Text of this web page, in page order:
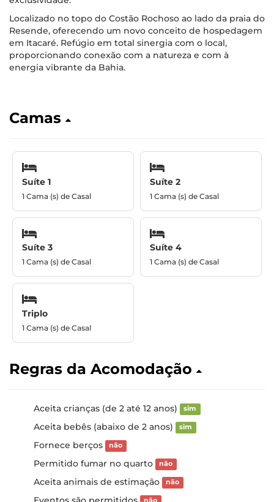
Localizado no topo do Costão Rochoso ao lado da praia do
Resende, oferecendo um novo conceito de hospedagem
em Itacaré. Refúgio em total sinergia com o local,
proporcionando conexão com a natureza e com à
energia vibrante da Bahia.
Camas
Suíte 1
1 Cama (s) de Casal
Suíte 2
1 Cama (s) de Casal
Suíte 3
1 Cama (s) de Casal
Suíte 4
1 Cama (s) de Casal
Triplo
1 Cama (s) de Casal
Regras da Acomodação
Aceita crianças (de 2 até 12 anos) sim
Aceita bebês (abaixo de 2 anos) sim
Fornece berços não
Permitido fumar no quarto não
Aceita animais de estimação não